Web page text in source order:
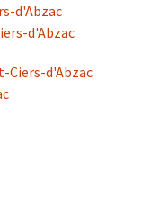
d'Abzac
d'Abzac
Ciers-d'Abzac